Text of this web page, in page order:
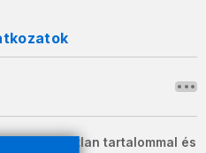
változatlan tartalommal és